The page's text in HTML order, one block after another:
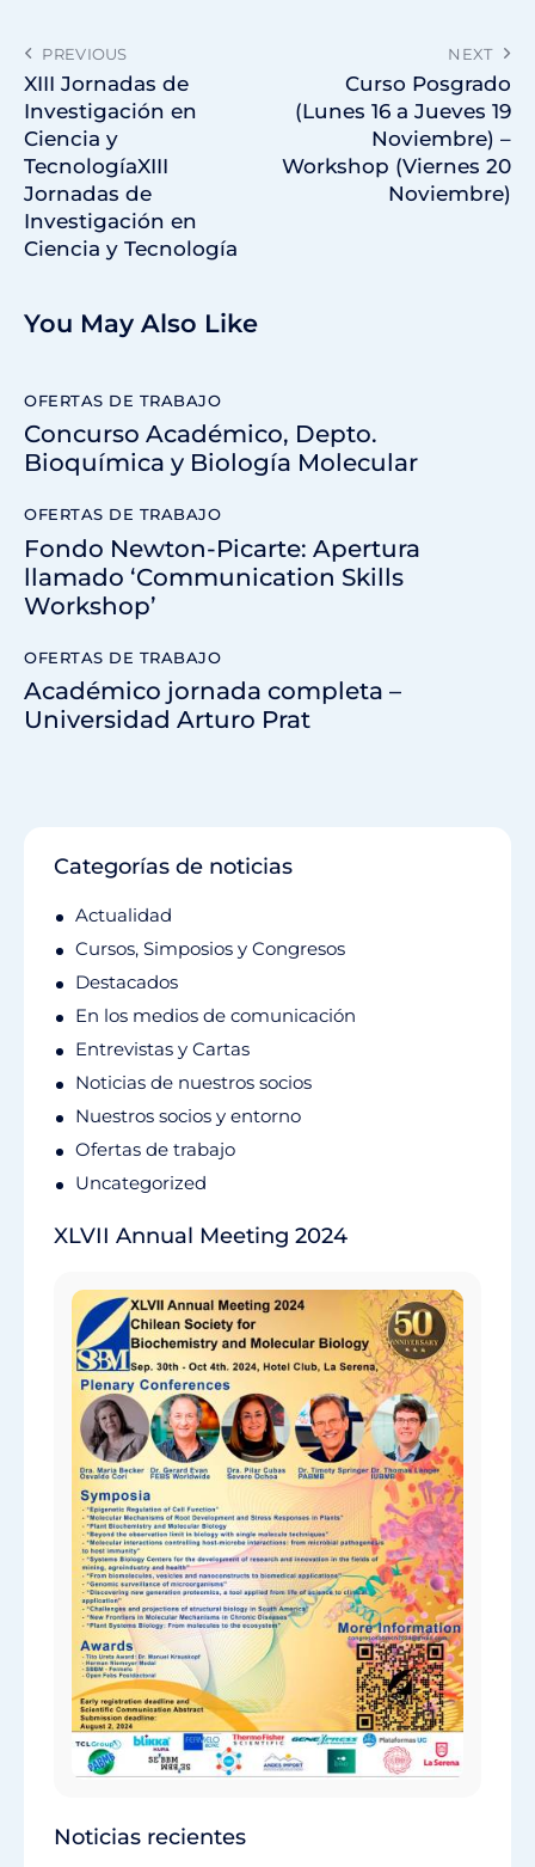
PREVIOUS
XIII Jornadas de
Investigación en
Ciencia y
TecnologíaXIII
Jornadas de
Investigación en
Ciencia y Tecnología
NEXT
Curso Posgrado
(Lunes 16 a Jueves 19
Noviembre) –
Workshop (Viernes 20
Noviembre)
You May Also Like
OFERTAS DE TRABAJO
Concurso Académico, Depto.
Bioquímica y Biología Molecular
OFERTAS DE TRABAJO
Fondo Newton-Picarte: Apertura
llamado ‘Communication Skills
Workshop’
OFERTAS DE TRABAJO
Académico jornada completa –
Universidad Arturo Prat
Categorías de noticias
Actualidad
Cursos, Simposios y Congresos
Destacados
En los medios de comunicación
Entrevistas y Cartas
Noticias de nuestros socios
Nuestros socios y entorno
Ofertas de trabajo
Uncategorized
XLVII Annual Meeting 2024
Noticias recientes